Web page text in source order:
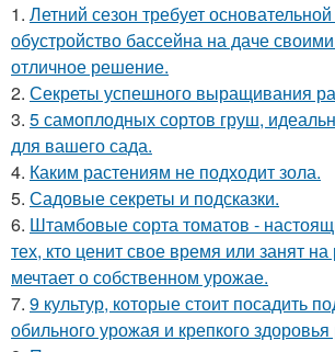
1. Летний сезон требует
обустройство бассейна на даче
отличное решение.
2. Секреты успешного выращивания
3. 5 самоплодных сортов груш,
для вашего сада.
4. Каким растениям не подходит зола.
5. Садовые секреты и подсказки.
6. Штамбовые сорта томатов -
тех, кто ценит свое время или занят
мечтает о собственном урожае.
7. 9 культур, которые стоит посадить
обильного урожая и крепкого здоровья